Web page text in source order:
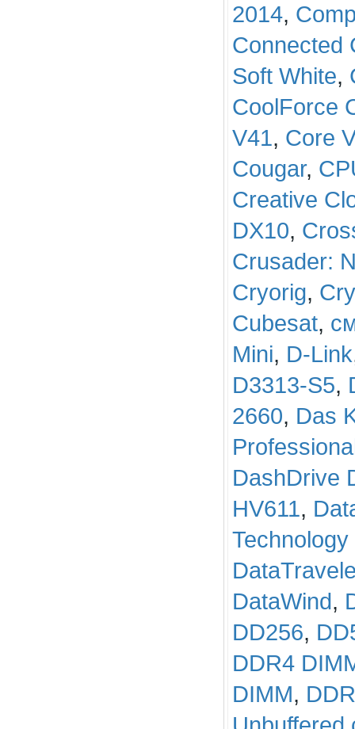
2014,
Connected
Soft White,
CoolForce
V41, Core
Cougar,
Creative
DX10,
Crusader:
Cryorig,
Cubesat,
Mini, D-Link
D3313-S5,
2660, Das
DashDrive
HV611,
DataWind,
DD256,
DDR4
DIMM,